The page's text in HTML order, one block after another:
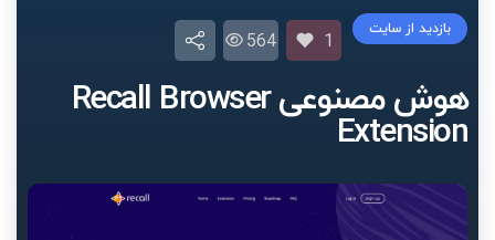
هوش مصنوعی Recall Browser
Extension
بازدید از سایت
1
564